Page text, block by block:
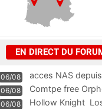
EN DIRECT DU
06/08 acces NAS
06/08 Comtpe free
06/08 Hollow Knight 